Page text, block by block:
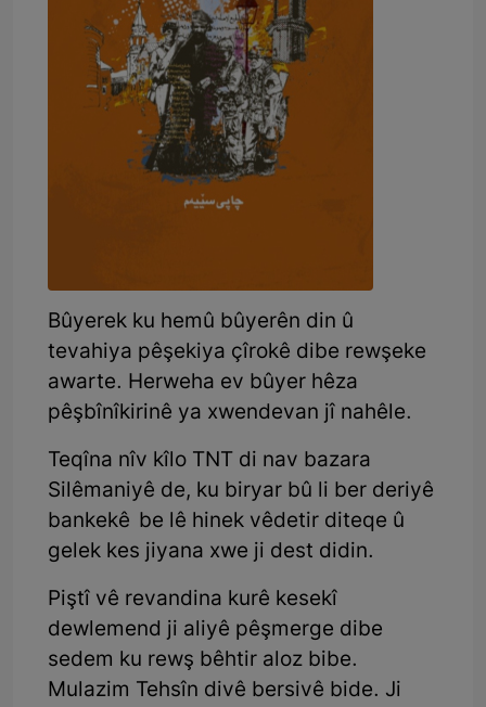
Bûyerek ku hemû bûyerên din û
tevahiya pêşekiya çîrokê dibe rewşeke
awarte. Herweha ev bûyer hêza
pêşbînîkirinê ya xwendevan jî nahêle.
Teqîna nîv kîlo TNT di nav bazara
Silêmaniyê de, ku biryar bû li ber deriyê
bankekê be lê hinek vêdetir diteqe û
gelek kes jiyana xwe ji dest didin.
Piştî vê revandina kurê kesekî
dewlemend ji aliyê pêşmerge dibe
sedem ku rewş bêhtir aloz bibe.
Mulazim Tehsîn divê bersivê bide. Ji